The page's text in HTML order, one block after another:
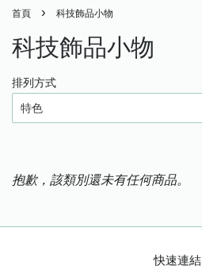
首頁 › 科技飾品小物
科技飾品小物
排列方式
抱歉，該類別還未有任何商品。
快速連結